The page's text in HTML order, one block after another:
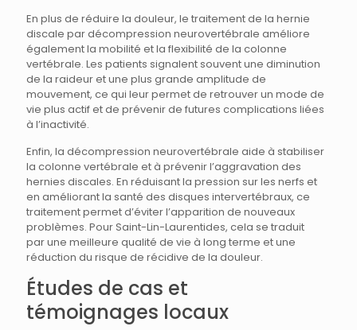
En plus de réduire la douleur, le traitement de la hernie
discale par décompression neurovertébrale améliore
également la mobilité et la flexibilité de la colonne
vertébrale. Les patients signalent souvent une diminution
de la raideur et une plus grande amplitude de
mouvement, ce qui leur permet de retrouver un mode de
vie plus actif et de prévenir de futures complications liées
à l’inactivité.
Enfin, la décompression neurovertébrale aide à stabiliser
la colonne vertébrale et à prévenir l’aggravation des
hernies discales. En réduisant la pression sur les nerfs et
en améliorant la santé des disques intervertébraux, ce
traitement permet d’éviter l’apparition de nouveaux
problèmes. Pour Saint-Lin-Laurentides, cela se traduit
par une meilleure qualité de vie à long terme et une
réduction du risque de récidive de la douleur.
Études de cas et
témoignages locaux